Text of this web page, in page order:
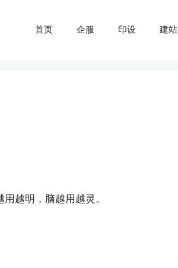
首页 企服 印设 建站
越明，脑越用越灵。